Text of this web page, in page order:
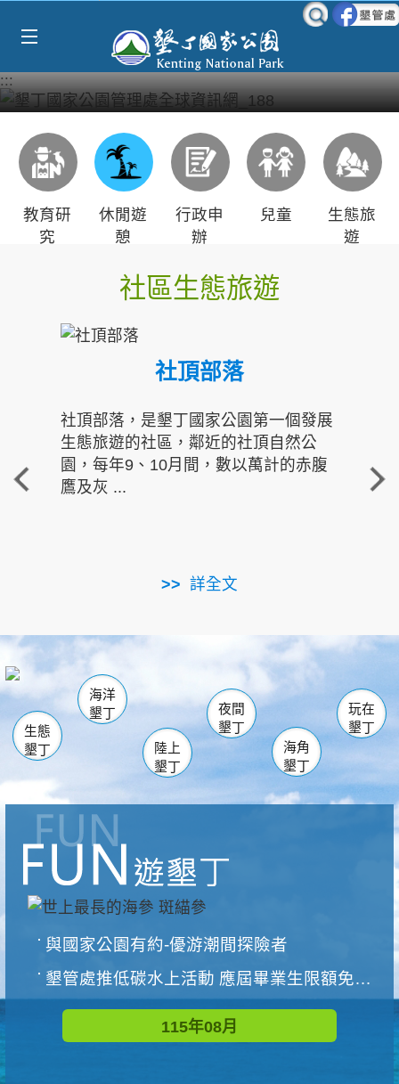
:::
教育研
究
休閒遊
憩
行政申
辦
兒童
生態旅
遊
社區生態旅遊
社頂部落
社頂部落，是墾丁國家公園第一個發展
生態旅遊的社區，鄰近的社頂自然公
園，每年9、10月間，數以萬計的赤腹
鷹及灰 ...
詳全文
重
走進
南仁湖
海生館
恆春 佳樂水
龍鑾潭自然中心 森林遊樂區
瓊麻館
關山 墾管處遊客中心
社頂公園 風吹沙
船帆石
白砂 龍磐公園
香蕉灣
砂島
鵝鑾鼻
生態
墾丁
海洋
墾丁
陸上
墾丁
夜間
墾丁
海角
墾丁
玩在
墾丁
與國家公園有約-優游潮間探險者
墾管處推低碳水上活動 應屆畢業生限額免費參加
115年08月